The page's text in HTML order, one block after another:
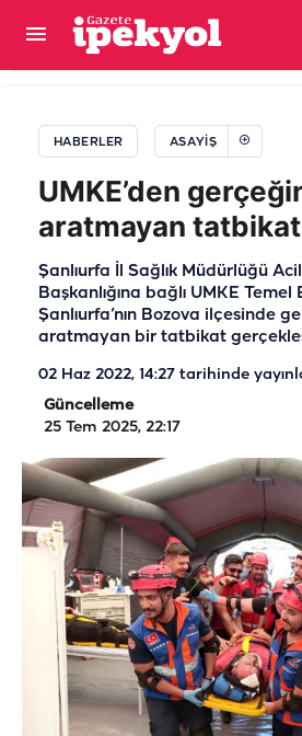
HABERLER ASAYIŞ
UMKE’den
aratmayan
Şanlıurfa İl Sağlık Müdürlüğü
Başkanlığına bağlı UMKE
Şanlıurfa’nın Bozova ilçesinde
aratmayan bir tatbikat
02 Haz 2022, 14:27 tarihinde
Güncelleme
25 Tem 2025, 22:17
Çevre, Şehircilik Bakanlığı'na